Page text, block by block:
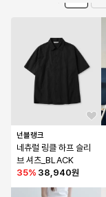
넌블랭크
네츄럴 링클 하프 슬리
브 셔츠_BLACK
35% 38,940원